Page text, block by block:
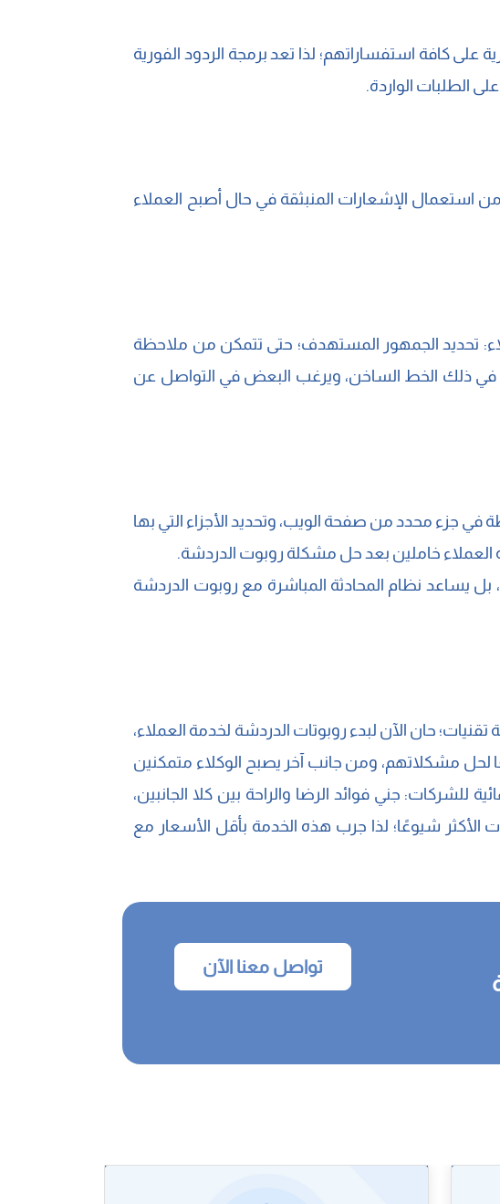
كافة استفساراتهم؛ لذا تعد برمجة الردود الفورية
الطلبات الواردة.
استعمال الإشعارات المنبثقة في حال أصبح العملاء
تحديد الجمهور المستهدف؛ حتى تتمكن من ملاحظة
في ذلك الخط الساخن، ويرغب البعض في التواصل عن
محدد من صفحة الويب، وتحديد الأجزاء التي بها
العملاء خاملين بعد حل مشكلة روبوت الدردشة.
يساعد نظام المحادثة المباشرة مع روبوت الدردشة
حان الآن لبدء روبوتات الدردشة لخدمة العملاء،
لحل مشكلاتهم، ومن جانب آخر يصبح الوكلاء متمكنين
جني فوائد الرضا والراحة بين كلا الجانبين،
شيوعًا؛ لذا جرب هذه الخدمة بأقل الأسعار مع
تواصل معنا الآن